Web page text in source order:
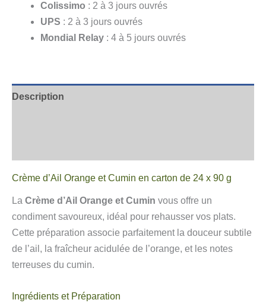
Colissimo : 2 à 3 jours ouvrés
UPS : 2 à 3 jours ouvrés
Mondial Relay : 4 à 5 jours ouvrés
Description
Crème d’Ail Orange et Cumin en carton de 24 x 90 g
La Crème d’Ail Orange et Cumin vous offre un
condiment savoureux, idéal pour rehausser vos plats.
Cette préparation associe parfaitement la douceur subtile
de l’ail, la fraîcheur acidulée de l’orange, et les notes
terreuses du cumin.
Ingrédients et Préparation